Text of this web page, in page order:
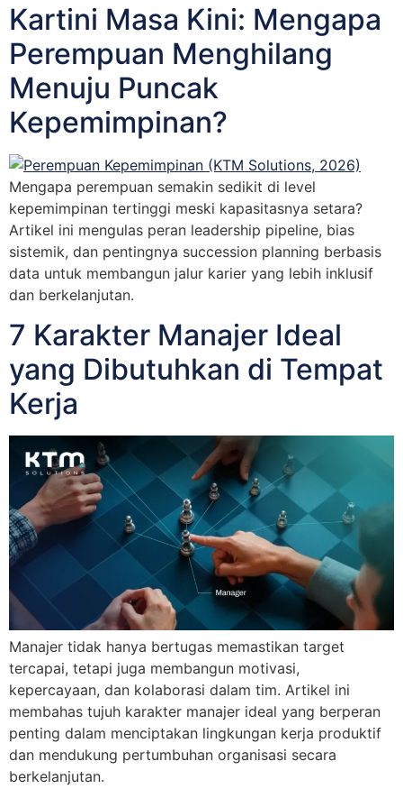
Kartini Masa Kini: Mengapa
Perempuan Menghilang
Menuju Puncak
Kepemimpinan?
Mengapa perempuan semakin sedikit di level
kepemimpinan tertinggi meski kapasitasnya setara?
Artikel ini mengulas peran leadership pipeline, bias
sistemik, dan pentingnya succession planning berbasis
data untuk membangun jalur karier yang lebih inklusif
dan berkelanjutan.
7 Karakter Manajer Ideal
yang Dibutuhkan di Tempat
Kerja
Manajer tidak hanya bertugas memastikan target
tercapai, tetapi juga membangun motivasi,
kepercayaan, dan kolaborasi dalam tim. Artikel ini
membahas tujuh karakter manajer ideal yang berperan
penting dalam menciptakan lingkungan kerja produktif
dan mendukung pertumbuhan organisasi secara
berkelanjutan.